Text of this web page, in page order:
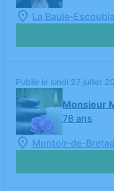
La Baule-
Publié le lundi 27 juillet
Monsieur
78 ans
Montoir-de-